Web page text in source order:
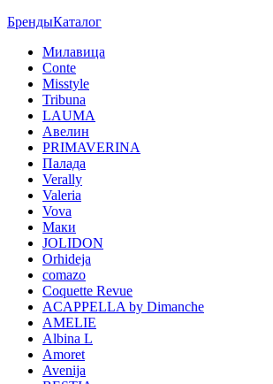
БрендыКаталог
Милавица
Conte
Misstyle
Tribuna
LAUMA
Авелин
PRIMAVERINA
Палада
Verally
Valeria
Vova
Маки
JOLIDON
Orhideja
comazo
Coquette Revue
ACAPPELLA by Dimanche
AMELIE
Albina L
Amoret
Avenija